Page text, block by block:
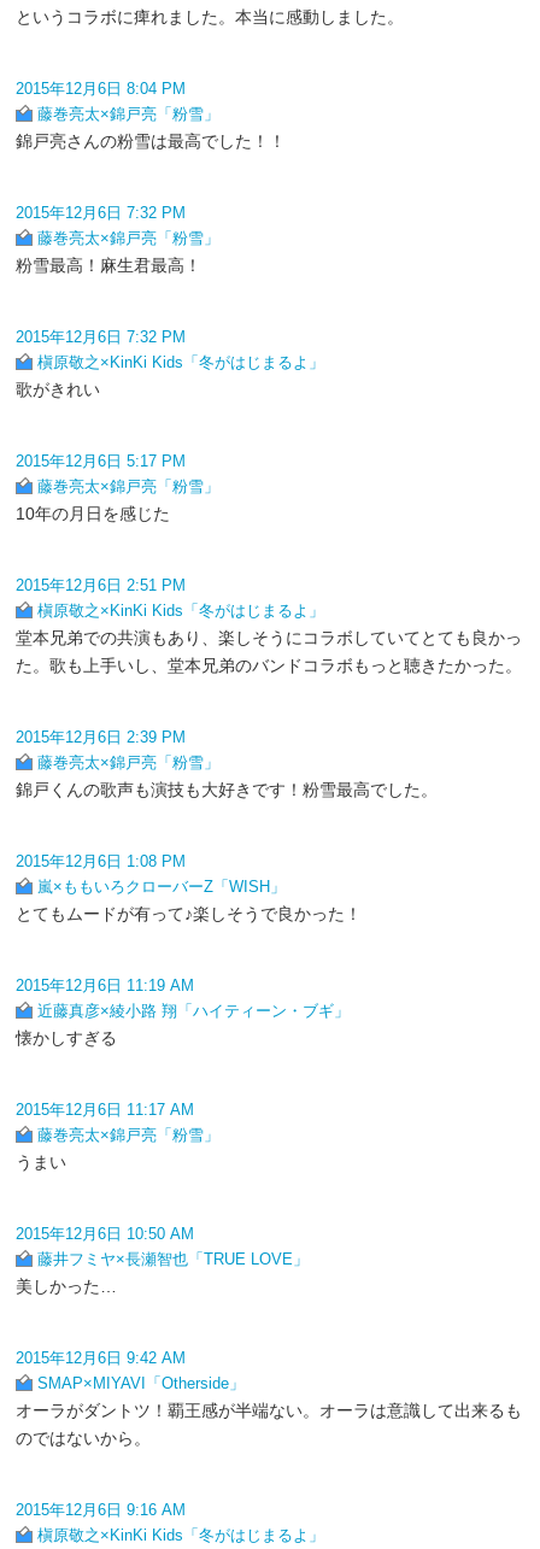
というコラボに痺れました。本当に感動しました。
2015年12月6日 8:04 PM
藤巻亮太×錦戸亮「粉雪」
錦戸亮さんの粉雪は最高でした！！
2015年12月6日 7:32 PM
藤巻亮太×錦戸亮「粉雪」
粉雪最高！麻生君最高！
2015年12月6日 7:32 PM
槇原敬之×KinKi Kids「冬がはじまるよ」
歌がきれい
2015年12月6日 5:17 PM
藤巻亮太×錦戸亮「粉雪」
10年の月日を感じた
2015年12月6日 2:51 PM
槇原敬之×KinKi Kids「冬がはじまるよ」
堂本兄弟での共演もあり、楽しそうにコラボしていてとても良かっ
た。歌も上手いし、堂本兄弟のバンドコラボもっと聴きたかった。
2015年12月6日 2:39 PM
藤巻亮太×錦戸亮「粉雪」
錦戸くんの歌声も演技も大好きです！粉雪最高でした。
2015年12月6日 1:08 PM
嵐×ももいろクローバーZ「WISH」
とてもムードが有って♪楽しそうで良かった！
2015年12月6日 11:19 AM
近藤真彦×綾小路 翔「ハイティーン・ブギ」
懐かしすぎる
2015年12月6日 11:17 AM
藤巻亮太×錦戸亮「粉雪」
うまい
2015年12月6日 10:50 AM
藤井フミヤ×長瀬智也「TRUE LOVE」
美しかった…
2015年12月6日 9:42 AM
SMAP×MIYAVI「Otherside」
オーラがダントツ！覇王感が半端ない。オーラは意識して出来るも
のではないから。
2015年12月6日 9:16 AM
槇原敬之×KinKi Kids「冬がはじまるよ」